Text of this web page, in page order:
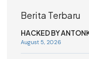
Berita Terbaru
HACKED BY
August 5, 2026